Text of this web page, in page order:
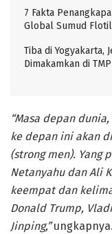
7 Fakta
Global Sumud
Tiba di Yogyakarta,
Dimakamkan di
“Masa depan
ke depan ini akan
(strong men). Yang
Netanyahu dan Ali
keempat dan
Donald Trump,
Jinping,”ungkapnya.